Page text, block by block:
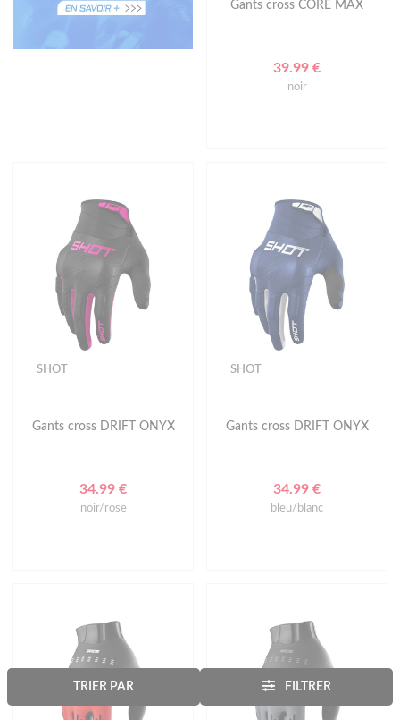
TRIER PAR FILTRER
Gants cross CORE MAX
39.99 €
noir
SHOT
Gants cross DRIFT ONYX
34.99 €
noir/rose
SHOT
Gants cross DRIFT ONYX
34.99 €
bleu/blanc